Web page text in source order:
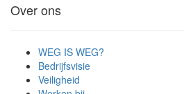
Over ons
WEG IS WEG?
Bedrijfsvisie
Veiligheid